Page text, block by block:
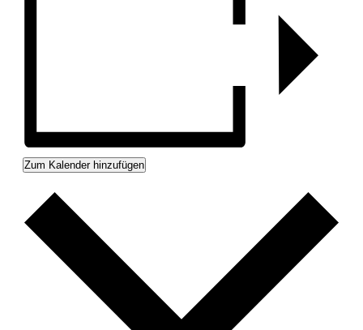
Zum Kalender hinzufügen